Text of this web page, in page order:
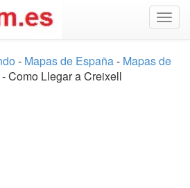
- Mapas de España- Mapas de
Como Llegar a Creixell